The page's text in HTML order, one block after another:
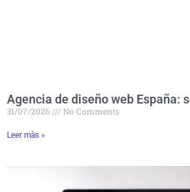
Agencia de diseño web España:
31/07/2026 No Comments
Leer màs »